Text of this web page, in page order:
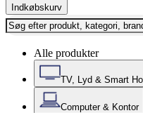
Indkøbskurv
Alle produkter
TV, Lyd & Smart
Computer & Kontor